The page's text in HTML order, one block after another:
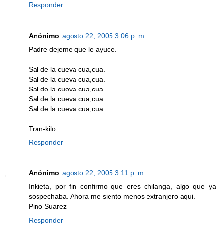
Responder
Anónimo agosto 22, 2005 3:06 p. m.
Padre dejeme que le ayude.
Sal de la cueva cua,cua.
Sal de la cueva cua,cua.
Sal de la cueva cua,cua.
Sal de la cueva cua,cua.
Sal de la cueva cua,cua.
Tran-kilo
Responder
Anónimo agosto 22, 2005 3:11 p. m.
Inkieta, por fin confirmo que eres chilanga, algo que ya
sospechaba. Ahora me siento menos extranjero aqui.
Pino Suarez
Responder